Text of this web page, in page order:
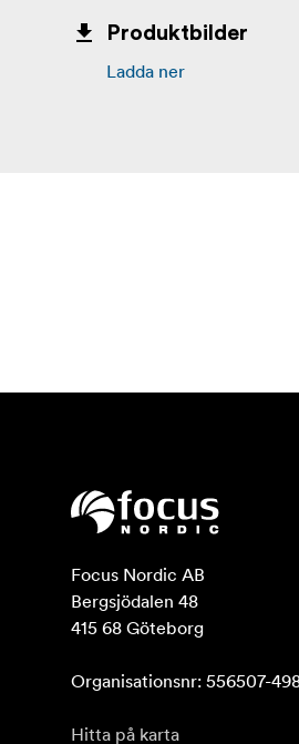
Produktbilder
Ladda ner
Focus Nordic AB
Bergsjödalen 48
415 68 Göteborg
Organisationsnr: 556507-
Hitta på karta